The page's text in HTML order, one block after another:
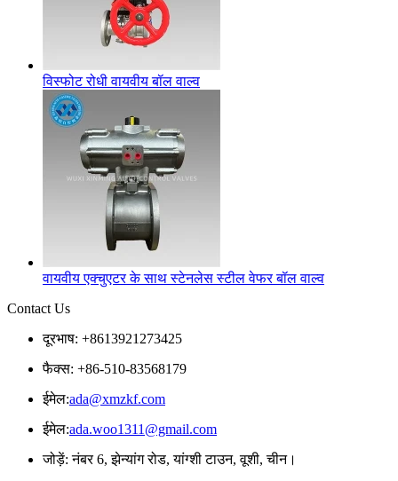
विस्फोट रोधी वायवीय बॉल वाल्व
वायवीय एक्चुएटर के साथ स्टेनलेस स्टील वेफर बॉल वाल्व
Contact Us
दूरभाष: +8613921273425
फैक्स: +86-510-83568179
ईमेल:ada@xmzkf.com
ईमेल:ada.woo1311@gmail.com
जोड़ें: नंबर 6, झेन्यांग रोड, यांग्शी टाउन, वूशी, चीन।